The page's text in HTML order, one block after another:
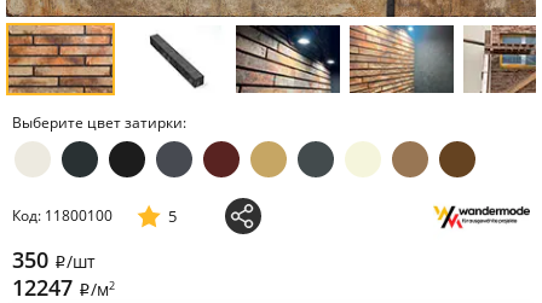
Выберите цвет затирки:
Код: 11800100 5
350 i/шт
12247 i/м2